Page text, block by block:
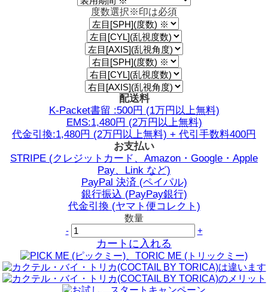
度数選択※印は必須
配送料
K-Packet書留 :500円 (1万円以上無料)
EMS:1,480円 (2万円以上無料)
代金引換:1,480円 (2万円以上無料) + 代引手数料400円
お支払い
STRIPE (クレジットカード、Amazon・Google・Apple
Pay、Link など)
PayPal 決済 (ペイパル)
銀行振込 (PayPay銀行)
代金引換 (ヤマト便コレクト)
数量
-
+
カートに入れる